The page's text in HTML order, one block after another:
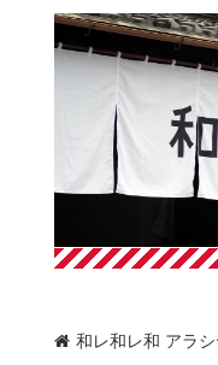
和レ和レ和 アラ